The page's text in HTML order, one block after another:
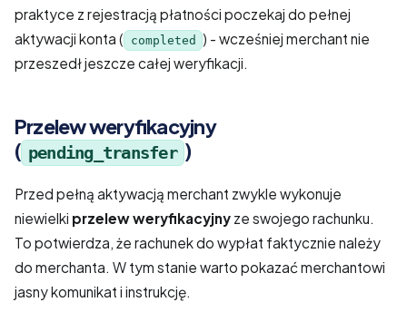
praktyce z rejestracją płatności poczekaj do pełnej
aktywacji konta (
completed
) - wcześniej merchant nie
przeszedł jeszcze całej weryfikacji.
Przelew weryfikacyjny
( pending_transfer )
Przed pełną aktywacją merchant zwykle wykonuje
niewielki przelew weryfikacyjny ze swojego rachunku.
To potwierdza, że rachunek do wypłat faktycznie należy
do merchanta. W tym stanie warto pokazać merchantowi
jasny komunikat i instrukcję.